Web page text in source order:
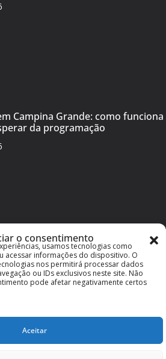
o consentimento
usamos tecnologias como
acessar informações do dispositivo. O
nos permitirá processar dados
ou IDs exclusivos neste site. Não
pode afetar negativamente certos
Aceitar
Campina Grande: como funciona
da programação
de Campina Grande: o que
Justiça